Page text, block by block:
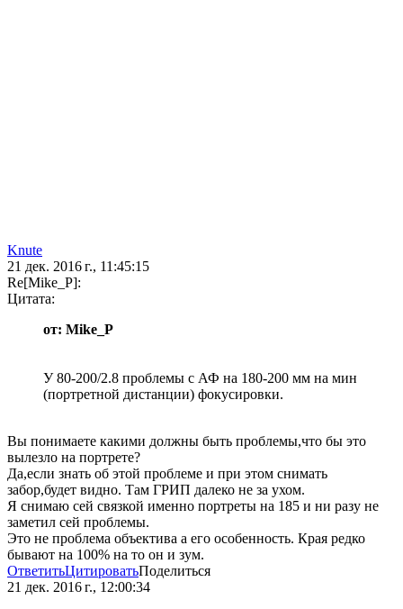
Knute
21 дек. 2016 г., 11:45:15
Re[Mike_P]:
Цитата:
от: Mike_P
У 80-200/2.8 проблемы с АФ на 180-200 мм на мин
(портретной дистанции) фокусировки.
Вы понимаете какими должны быть проблемы,что бы это
вылезло на портрете?
Да,если знать об этой проблеме и при этом снимать
забор,будет видно. Там ГРИП далеко не за ухом.
Я снимаю сей связкой именно портреты на 185 и ни разу не
заметил сей проблемы.
Это не проблема объектива а его особенность. Края редко
бывают на 100% на то он и зум.
ОтветитьЦитироватьПоделиться
21 дек. 2016 г., 12:00:34